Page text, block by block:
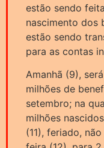
estão sendo
nascimento dos
estão sendo
para as contas
Amanhã (9),
milhões de
setembro; na
milhões
(11), feriado,